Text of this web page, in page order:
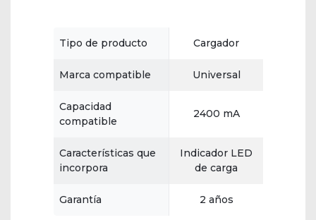
Tipo de producto Cargador
Marca compatible Universal
Capacidad
compatible
2400 mA
Características que
incorpora
Indicador LED
de carga
Garantía 2 años